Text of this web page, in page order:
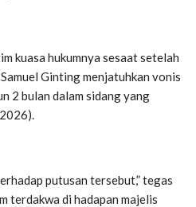
kuasa hukumnya sesaat setelah
Ginting menjatuhkan vonis
2 bulan dalam sidang yang
putusan tersebut,” tegas
terdakwa di hadapan majelis